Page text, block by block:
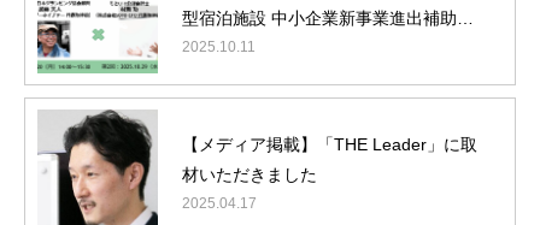
型宿泊施設 中小企業新事業進出補助金
活用セミナーの開催
2025.10.11
【メディア掲載】「THE Leader」に取
材いただきました
2025.04.17
会社案内
BLOG